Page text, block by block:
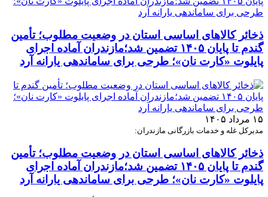
ذخائر کالاهای اساسی استان در وضعیت مطلوب؛ تأمین
گندم تا پایان ۱۴۰۵ تضمین شد؛مازندران آماده اجرای
پایلوت «کارت نان»؛ طرحی برای ساماندهی یارانه آرد
۱۵ مرداد ۱۴۰۵
مدیرکل غله و خدمات بازرگانی مازندران:
ذخائر کالاهای اساسی استان در وضعیت مطلوب؛ تأمین
گندم تا پایان ۱۴۰۵ تضمین شد؛مازندران آماده اجرای
پایلوت «کارت نان»؛ طرحی برای ساماندهی یارانه آرد